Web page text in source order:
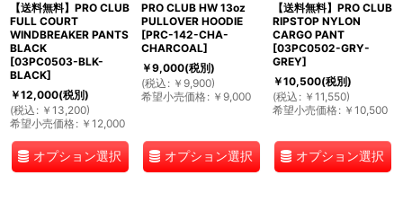
【送料無料】PRO CLUB
FULL COURT
WINDBREAKER PANTS
BLACK
[03PC0503-BLK-
BLACK]
￥12,000(税別)
(税込 : ￥ 13,200)
希望小売価格: ￥ 12,000
オプション選択
PRO CLUB HW 13oz
PULLOVER HOODIE
[PRC-142-CHA-
CHARCOAL]
￥9,000(税別)
(税込 : ￥ 9,900)
希望小売価格: ￥ 9,000
オプション選択
【送料無料】PRO CLUB
RIPSTOP NYLON
CARGO PANT
[03PC0502-GRY-
GREY]
￥10,500(税別)
(税込 : ￥ 11,550)
希望小売価格: ￥ 10,500
オプション選択